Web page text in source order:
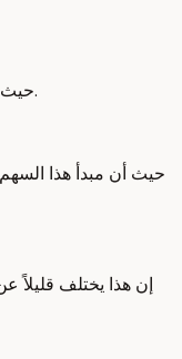
كلما أقوم بطرح موضوع جديد حول الأشعة، أريدكم أن تتخيلوا سهماً. وعلى وجه التحديد، تخيلوا أن هذا السهم داخل نظام إحداثيات مثل مستوى X-Y، حيث أن مبدأ هذا السهم هو مركز الإحداثيات.
إن هذا يختلف قليلاً